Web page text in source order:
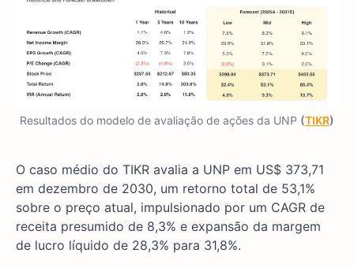
Resultados do modelo de avaliação de ações da UNP (TIKR)
O caso médio do TIKR avalia a UNP em US$ 373,71
em dezembro de 2030, um retorno total de 53,1%
sobre o preço atual, impulsionado por um CAGR de
receita presumido de 8,3% e expansão da margem
de lucro líquido de 28,3% para 31,8%.